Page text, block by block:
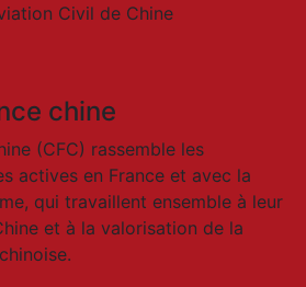
Civil de Chine
chine
(CFC) rassemble les
actives en France et avec la
qui travaillent ensemble à leur
et à la valorisation de la